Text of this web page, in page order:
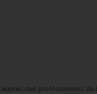
auprès des professionnels de l